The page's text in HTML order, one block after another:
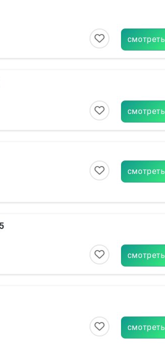
смотреть
смотреть
смотреть
смотреть
смотреть